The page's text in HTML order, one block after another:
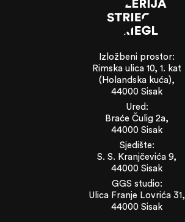
Izložbeni prostor:
Rimska ulica 10, 1. kat
(Holandska kuća),
44000 Sisak
Ured:
Braće Čulig 2a,
44000 Sisak
Sjedište:
S. S. Kranjčevića 9,
44000 Sisak
GGS studio:
Ulica Franje Lovrića 31,
44000 Sisak